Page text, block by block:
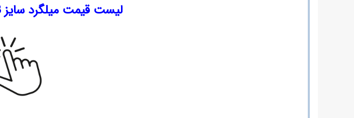
لیست قیمت میلگرد سایز 18 دیگر کارخانه ها